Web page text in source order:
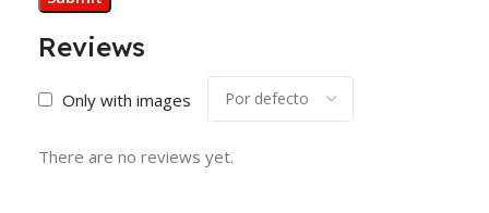
Reviews
Only with images
There are no reviews yet.